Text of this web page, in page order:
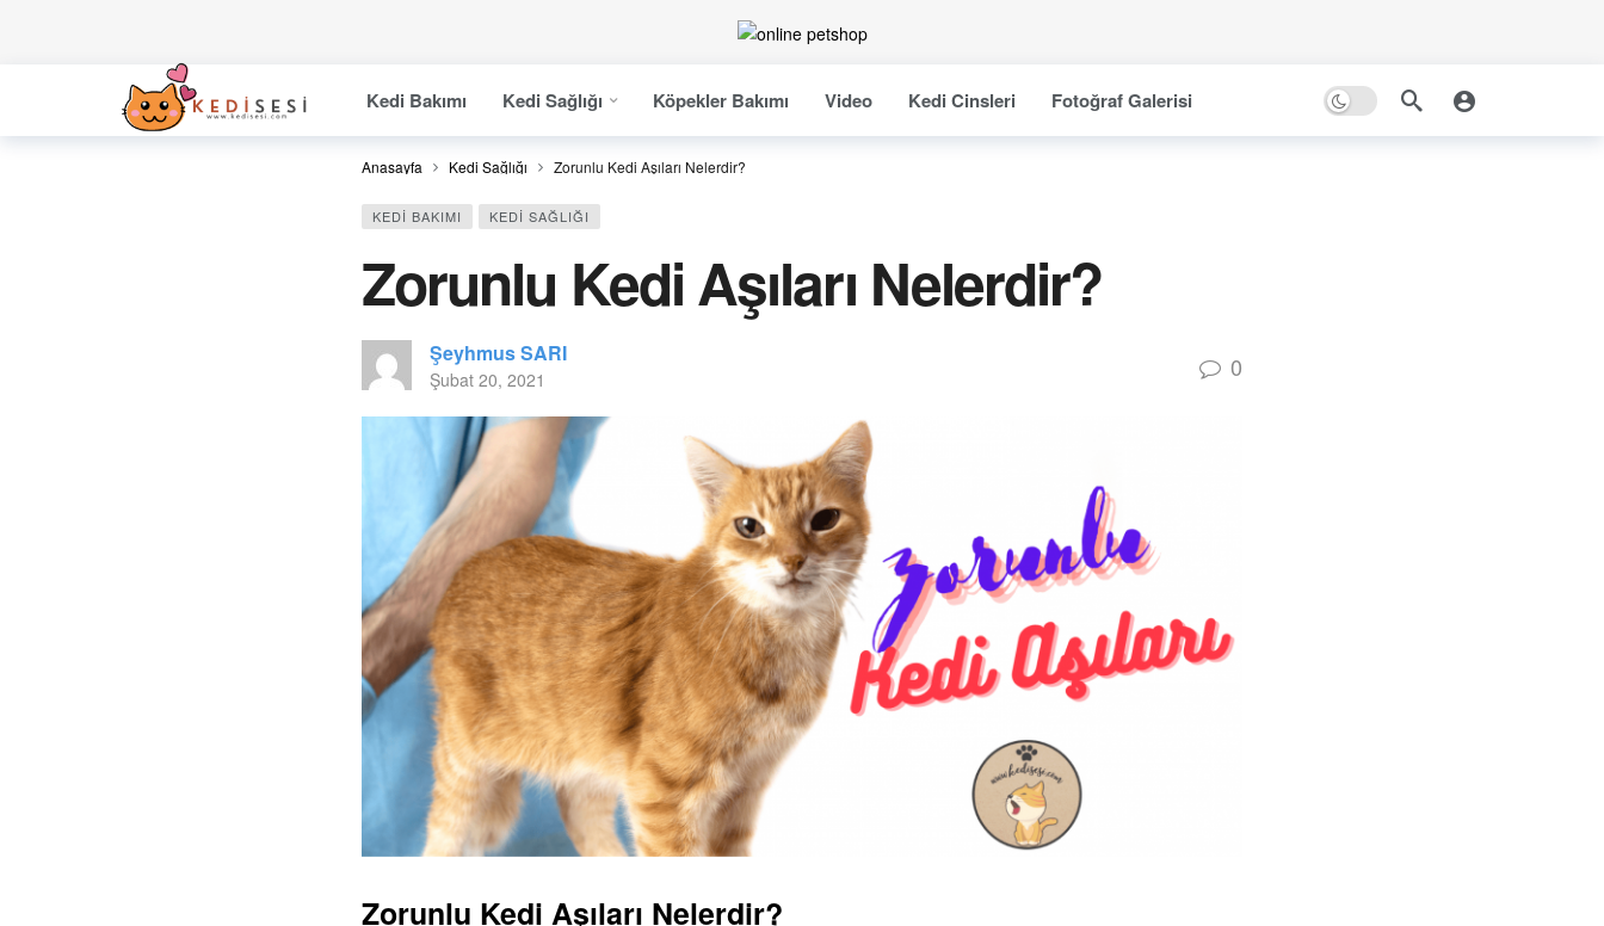
Kedi Bakımı Kedi Sağlığı Köpekler Bakımı Video Kedi Cinsleri Fotoğraf Galerisi
Anasayfa Kedi Sağlığı Zorunlu Kedi Aşıları Nelerdir?
KEDI BAKIMI KEDI SAĞLIĞI
Zorunlu Kedi Aşıları Nelerdir?
Şeyhmus SARI
Şubat 20, 2021 0
Zorunlu Kedi Aşıları Nelerdir?